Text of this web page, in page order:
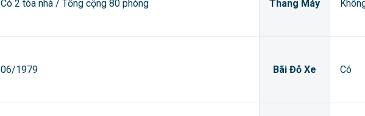
Có 2 tòa nhà / Tổng cộng 80 phòng Thang Máy
06/1979 Bãi Đỗ Xe Có